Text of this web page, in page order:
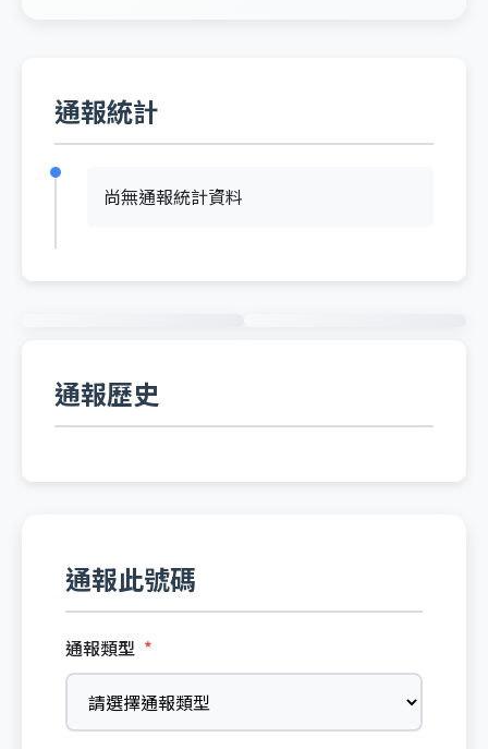
通報統計
尚無通報統計資料
通報歷史
通報此號碼
通報類型 *